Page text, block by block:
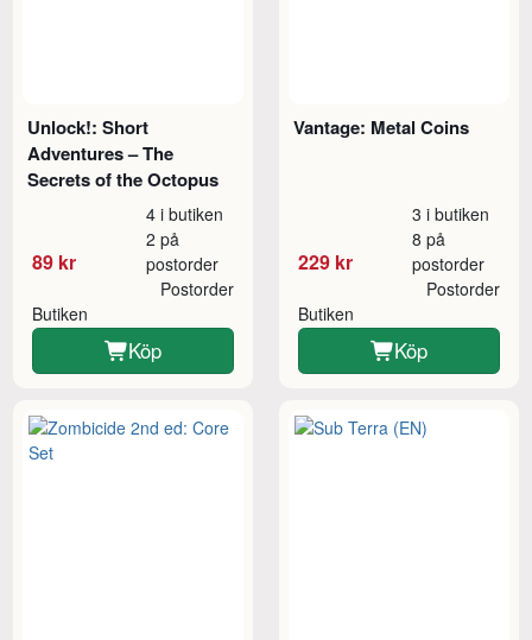
Unlock!: Short
Adventures – The
Secrets of the Octopus
89 kr
4 i butiken
2 på
postorder
Butiken
Postorder
Köp
Vantage: Metal Coins
229 kr
3 i butiken
8 på
postorder
Butiken
Postorder
Köp